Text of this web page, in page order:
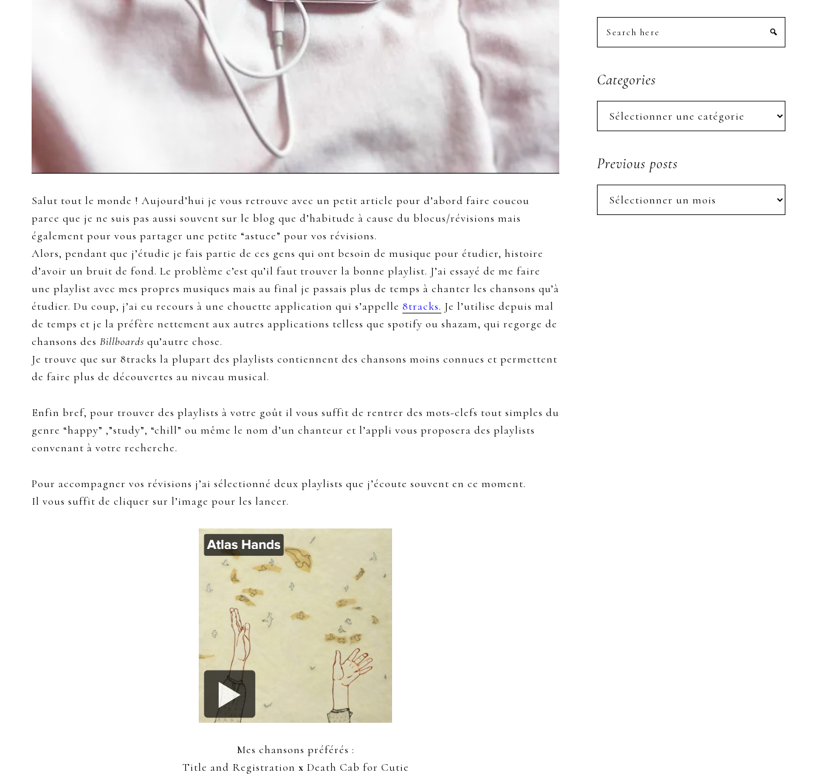
Salut tout le monde ! Aujourd’hui je vous retrouve avec un petit article pour d’abord faire coucou
parce que je ne suis pas aussi souvent sur le blog que d’habitude à cause du blocus/révisions mais
également pour vous partager une petite “astuce” pour vos révisions.
Alors, pendant que j’étudie je fais partie de ces gens qui ont besoin de musique pour étudier, histoire
d’avoir un bruit de fond. Le problème c’est qu’il faut trouver la bonne playlist. J’ai essayé de me faire
une playlist avec mes propres musiques mais au final je passais plus de temps à chanter les chansons qu’à
étudier. Du coup, j’ai eu recours à une chouette application qui s’appelle 8tracks. Je l’utilise depuis mal
de temps et je la préfère nettement aux autres applications telless que spotify ou shazam, qui regorge de
chansons des Billboards qu’autre chose.
Je trouve que sur 8tracks la plupart des playlists contiennent des chansons moins connues et permettent
de faire plus de découvertes au niveau musical.
Enfin bref, pour trouver des playlists à votre goût il vous suffit de rentrer des mots-clefs tout simples du
genre “happy” ,”study”, “chill” ou même le nom d’un chanteur et l’appli vous proposera des playlists
convenant à votre recherche.
Pour accompagner vos révisions j’ai sélectionné deux playlists que j’écoute souvent en ce moment.
Il vous suffit de cliquer sur l’image pour les lancer.
Mes chansons préférés :
Title and Registration x Death Cab for Cutie
Categories
Previous posts